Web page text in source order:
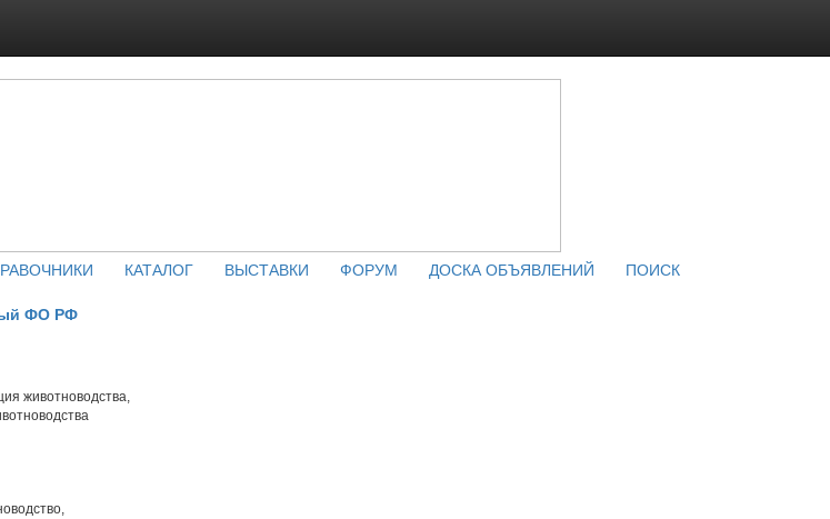
КАТАЛОГ ВЫСТАВКИ ФОРУМ ДОСКА ОБЪЯВЛЕНИЙ
ПОИСК
ФО РФ
животноводства,